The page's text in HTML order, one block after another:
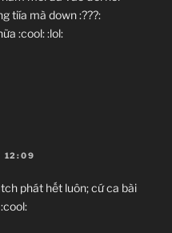
tiía mà down :???:
:cool: :lol:
12:09
phát hết luôn; cứ ca bài